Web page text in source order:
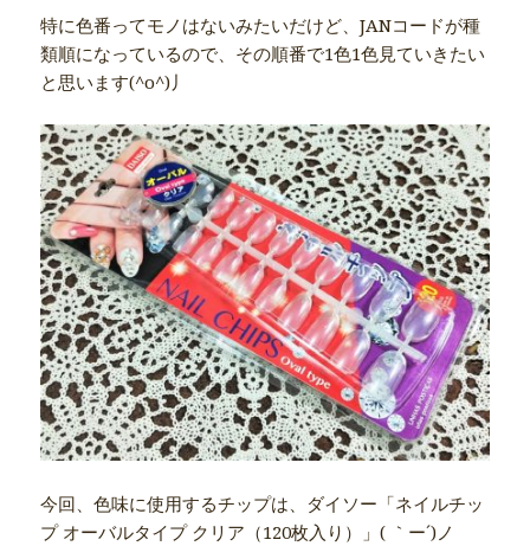
特に色番ってモノはないみたいだけど、JANコードが種
類順になっているので、その順番で1色1色見ていきたい
と思います(^o^)丿
今回、色味に使用するチップは、ダイソー「ネイルチッ
プ オーバルタイプ クリア（120枚入り）」( ｀ー´)ノ